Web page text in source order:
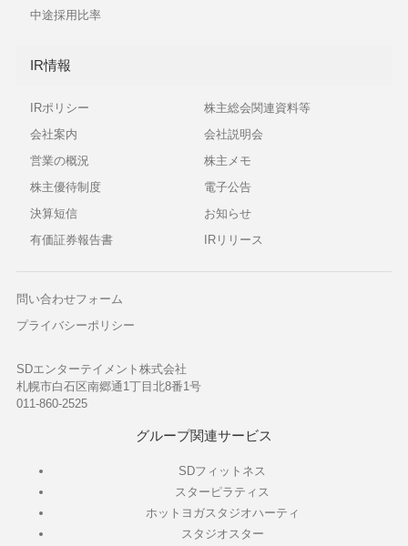
中途採用比率
IR情報
IRポリシー
会社案内
営業の概況
株主優待制度
決算短信
有価証券報告書
株主総会関連資料等
会社説明会
株主メモ
電子公告
お知らせ
IRリリース
問い合わせフォーム
プライバシーポリシー
SDエンターテイメント株式会社
札幌市白石区南郷通1丁目北8番1号
011-860-2525
グループ関連サービス
SDフィットネス
スターピラティス
ホットヨガスタジオハーティ
スタジオスター